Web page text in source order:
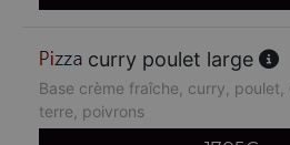
curry poulet large
Base crème fraîche, curry, poulet,
terre, poivrons